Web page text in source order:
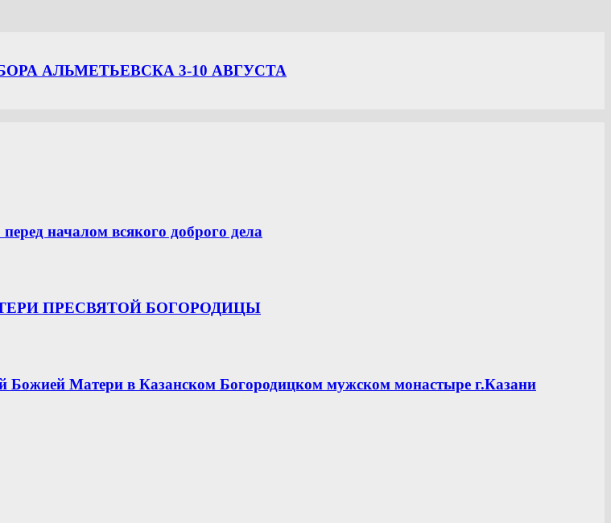
АЛЬМЕТЬЕВСКА 3-10 АВГУСТА
началом всякого доброго дела
ПРЕСВЯТОЙ БОГОРОДИЦЫ
Божией Матери в Казанском Богородицком мужском монастыре г.Казани